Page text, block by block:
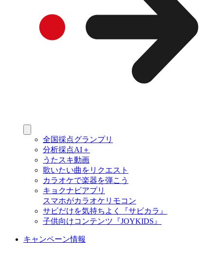
全国採点グランプリ
分析採点AI＋
うたスキ動画
歌いたい曲をリクエスト
カラオケで楽器を弾こう
キョクナビアプリ
スマホがカラオケリモコン
サビだけを気持ちよく『サビカラ』
子供向けコンテンツ『JOYKIDS』
キャンペーン情報